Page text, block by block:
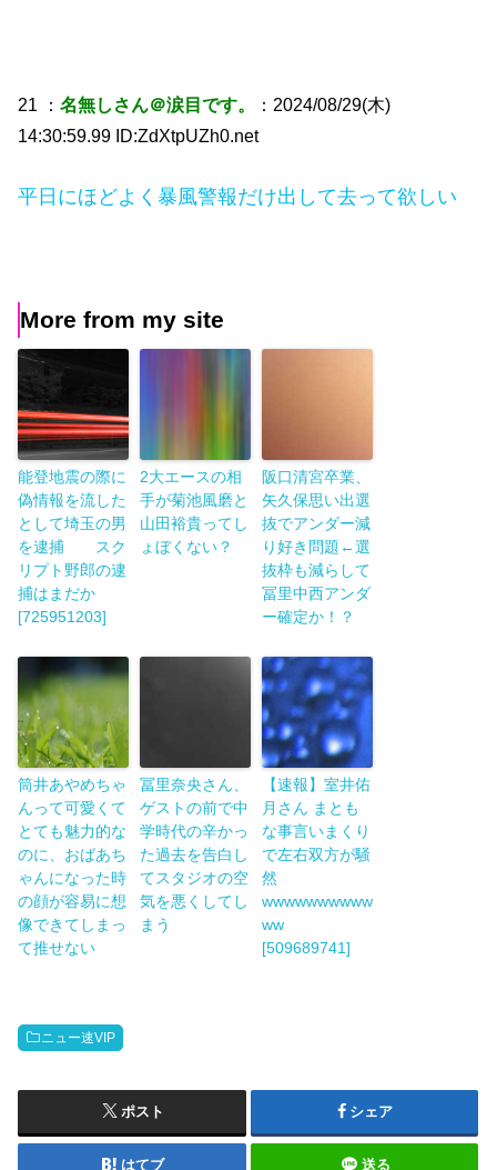
21 ：名無しさん＠涙目です。
：2024/08/29(木)
14:30:59.99 ID:ZdXtpUZh0.net
平日にほどよく暴風警報だけ出して去って欲しい
More from my site
能登地震の際に
偽情報を流した
として埼玉の男
を逮捕 スク
リプト野郎の逮
捕はまだか
[725951203]
2大エースの相
手が菊池風磨と
山田裕貴ってし
ょぼくない？
阪口清宮卒業、
矢久保思い出選
抜でアンダー減
り好き問題←選
抜枠も減らして
冨里中西アンダ
ー確定か！？
筒井あやめちゃ
んって可愛くて
とても魅力的な
のに、おばあち
ゃんになった時
の顔が容易に想
像できてしまっ
て推せない
冨里奈央さん、
ゲストの前で中
学時代の辛かっ
た過去を告白し
てスタジオの空
気を悪くしてし
まう
【速報】室井佑
月さん まとも
な事言いまくり
で左右双方が騒
然
wwwwwwwwww
ww
[509689741]
ニュー速VIP
ポスト シェア
はてブ 送る